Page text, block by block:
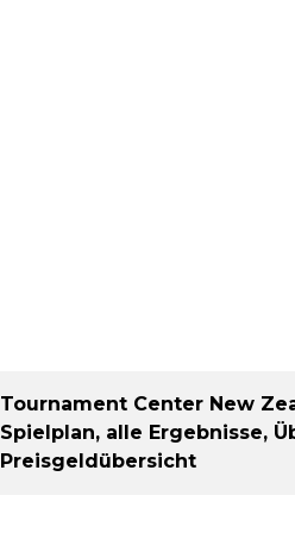
Tournament Center New
Spielplan, alle Ergebnisse,
Preisgeldübersicht